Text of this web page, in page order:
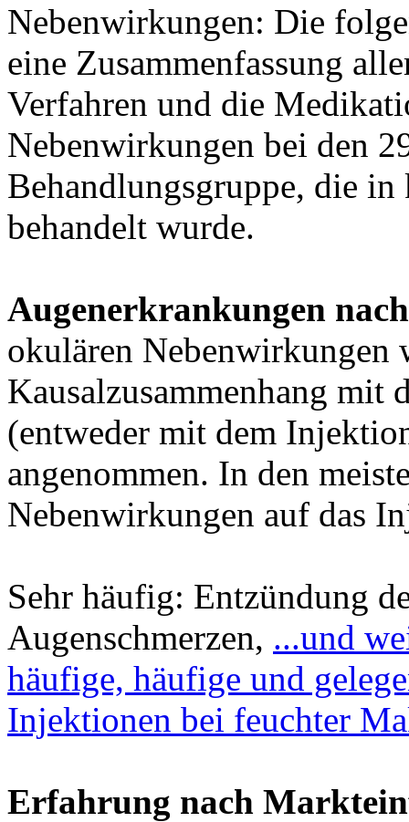
Nebenwirkungen: Die
eine Zusammenfassung
Verfahren und die
Nebenwirkungen bei den
Behandlungsgruppe, die
behandelt wurde.
Augenerkrankungen
okulären Nebenwirkungen
Kausalzusammenhang mit
(entweder mit dem
angenommen. In den
Nebenwirkungen auf das
Sehr häufig: Entzündung
Augenschmerzen, ...und
häufige, häufige und
Injektionen bei feuchter
Erfahrung nach